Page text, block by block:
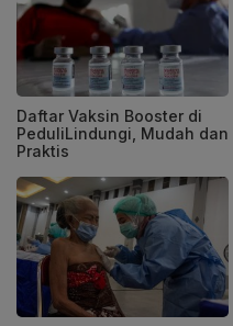
Daftar Vaksin Booster di
PeduliLindungi, Mudah dan
Praktis